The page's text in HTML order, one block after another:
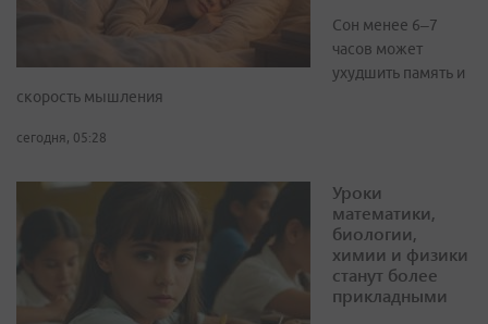
Сон менее 6–7
часов может
ухудшить память и
скорость мышления
сегодня, 05:28
Уроки
математики,
биологии,
химии и физики
станут более
прикладными